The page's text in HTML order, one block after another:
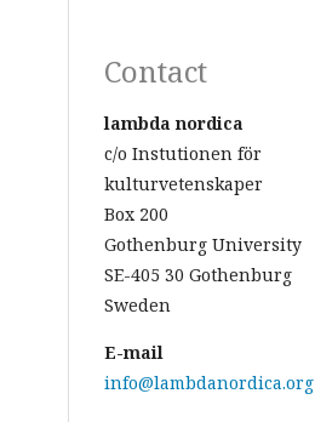
Contact
lambda nordica
c/o Instutionen för
kulturvetenskaper
Box 200
Gothenburg University
SE-405 30 Gothenburg
Sweden
E-mail
info@lambdanordica.org